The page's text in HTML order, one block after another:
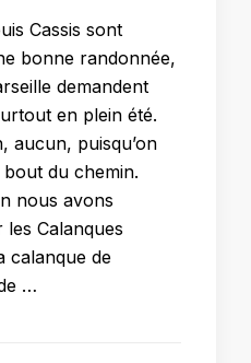
Cassis sont
bonne randonnée,
demandent
en plein été.
aucun, puisqu’on
du chemin.
nous avons
Calanques
calanque de
…